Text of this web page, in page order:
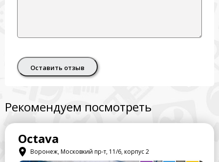
Оставить отзыв
Рекомендуем посмотреть
Octava
Воронеж, Московкий пр-т, 11/6, корпус 2